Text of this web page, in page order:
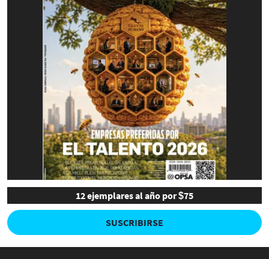
12 ejemplares al año por $75
SUSCRIBIRSE